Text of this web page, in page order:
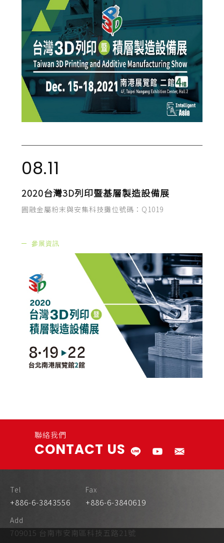
08.11
2020台灣3D列印暨基層製造設備展
圓融金屬粉末與安集科技攤位號碼：Q1019
參展資訊
聯絡我們
CONTACT US
Tel
+886-6-3843556
Fax
+886-6-3840619
Add
709015 台南市安南區科技五路21號